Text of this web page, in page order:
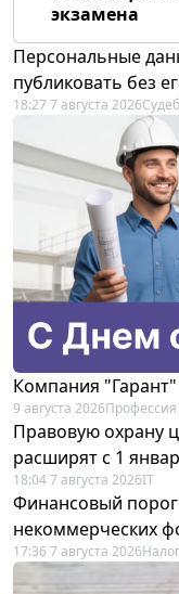
экзамена
Персональные
публиковать без
18:27 7 августа 2026
Компания
9 августа 2026Профессия
Правовую охрану
расширят с 1
18:04 7 августа 2026IT
Финансовый порог
некоммерческих
17:36 7 августа 2026